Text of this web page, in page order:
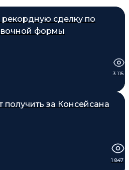
сделку по
формы
3 115
получить за Консейсана
1 847